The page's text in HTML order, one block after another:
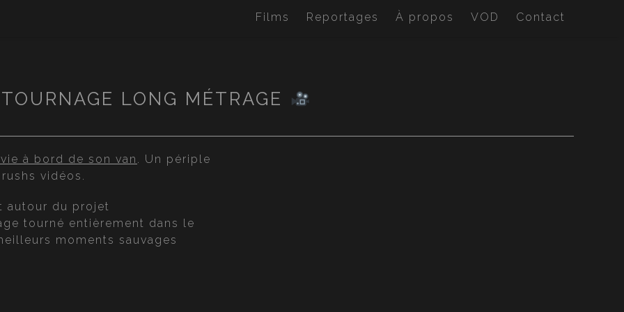
Films Reportages À propos VOD Contact
TOURNAGE LONG MÉTRAGE
à bord de son van . Un périple
vidéos.
autour du projet
tourné entièrement dans le
moments sauvages